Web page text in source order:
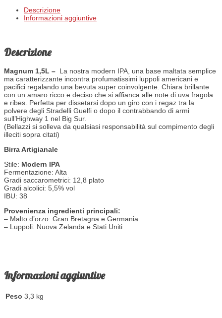
Descrizione
Informazioni aggiuntive
Descrizione
Magnum 1,5L – La nostra modern IPA, una base maltata semplice
ma caratterizzante incontra profumatissimi luppoli americani e
pacifici regalando una bevuta super coinvolgente. Chiara brillante
con un amaro ricco e deciso che si affianca alle note di uva fragola
e ribes. Perfetta per dissetarsi dopo un giro con i regaz tra la
polvere degli Stradelli Guelfi o dopo il contrabbando di armi
sull’Highway 1 nel Big Sur.
(Bellazzi si solleva da qualsiasi responsabilità sul compimento degli
illeciti sopra citati)
Birra Artigianale
Stile: Modern IPA
Fermentazione: Alta
Gradi saccarometrici: 12,8 plato
Gradi alcolici: 5,5% vol
IBU: 38
Provenienza ingredienti principali:
– Malto d’orzo: Gran Bretagna e Germania
– Luppoli: Nuova Zelanda e Stati Uniti
Informazioni aggiuntive
Peso 3,3 kg